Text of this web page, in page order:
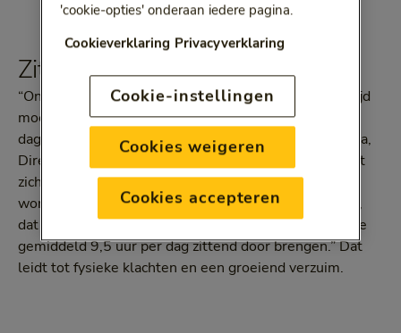
Zitten is het nieuwe roken
“Ons lichaam is gemaakt om te bewegen – in de oertijd
moesten we jagen om te overleven – niet om de hele
dag op een bureaustoel te zitten”, zegt Gerko Riedstra,
Directeur van TIGRA Beheer. Deze dienstverlener zet
zich al 25 jaar in voor gezondere organisaties. “Zitten
wordt tegenwoordig wel het nieuwe roken genoemd,
dat is wellicht wat overdreven. Maar feit is wel dat we
gemiddeld 9,5 uur per dag zittend door brengen.” Dat
leidt tot fysieke klachten en een groeiend verzuim.
'cookie-opties' onderaan iedere pagina.
Cookieverklaring Privacyverklaring
Cookie-instellingen
Cookies weigeren
Cookies accepteren